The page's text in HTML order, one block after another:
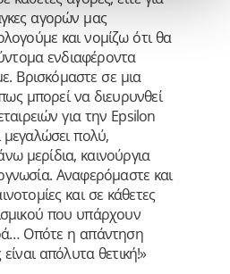
αγορών μας
και νομίζω ότι θα
ενδιαφέροντα
Βρισκόμαστε σε μια
μπορεί να διευρυνθεί
για την Epsilon
πολύ,
μερίδια, καινούργια
Αναφερόμαστε και
και σε κάθετες
που υπάρχουν
Οπότε η απάντηση
απόλυτα θετική!»